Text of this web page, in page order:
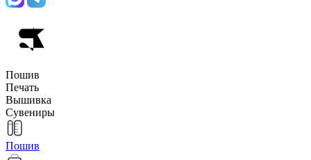
Пошив
Печать
Вышивка
Сувениры
Пошив